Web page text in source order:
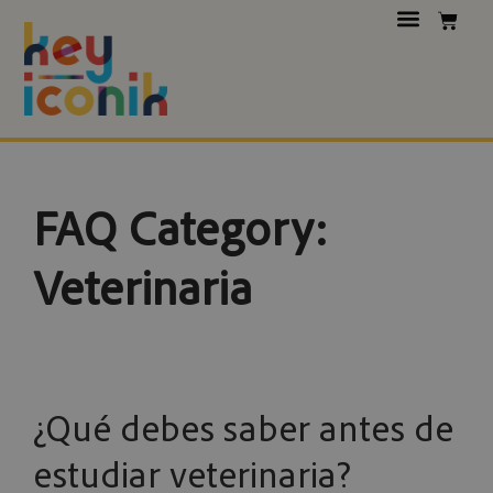
FAQ Category:
Veterinaria
¿Qué debes saber antes de
estudiar veterinaria?